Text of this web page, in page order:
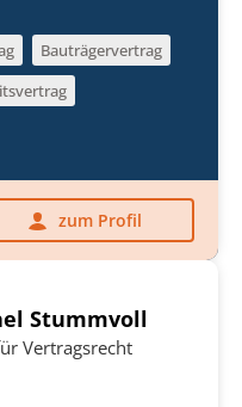
Bauträgervertrag
zum Profil
Stummvoll
Vertragsrecht